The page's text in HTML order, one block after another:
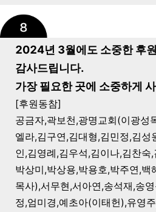
2024년 3월에도 소중한 후
감사드립니다.
가장 필요한 곳에 소중하게
[후원동참]
공금자,곽보천,광명교회(이광성
엘라,김구연,김대형,김민정,김성
인,김영례,김우석,김이나,김찬숙
박상미,박상용,박용호,박주연,백
목사),서무현,서아연,송석재,송
정,엄미경,예초아(이태헌),유영